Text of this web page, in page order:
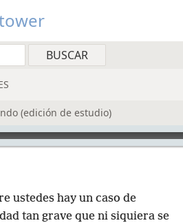
(edición de estudio)
ustedes hay un caso de
tan grave que ni siquiera se